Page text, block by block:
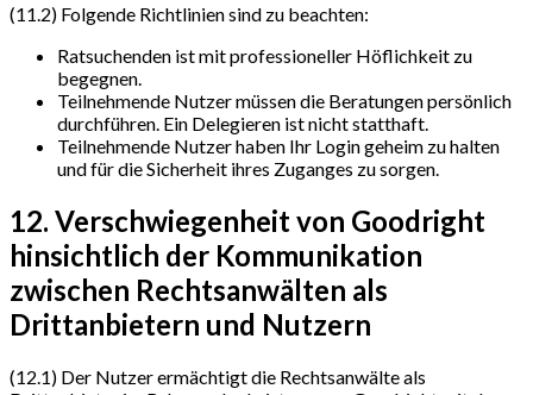
(11.2) Folgende Richtlinien sind zu beachten:
Ratsuchenden ist mit professioneller Höflichkeit zu
begegnen.
Teilnehmende Nutzer müssen die Beratungen persönlich
durchführen. Ein Delegieren ist nicht statthaft.
Teilnehmende Nutzer haben Ihr Login geheim zu halten
und für die Sicherheit ihres Zuganges zu sorgen.
12. Verschwiegenheit von Goodright
hinsichtlich der Kommunikation
zwischen Rechtsanwälten als
Drittanbietern und Nutzern
(12.1) Der Nutzer ermächtigt die Rechtsanwälte als